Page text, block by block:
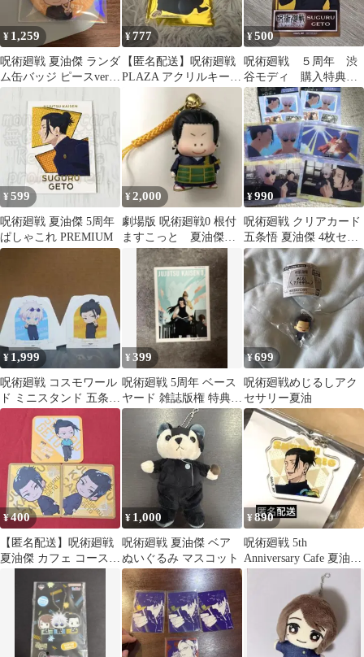
¥ 1,259
呪術廻戦 夏油傑 ランダ
ム缶バッジ ピースver.
¥777
【匿名配送】呪術廻戦
PLAZA アクリルキーホ
ルダー The Wall 夏油傑
¥500
呪術廻戦 ５周年 渋
谷モディ 購入特典イ
ラストカード 夏油
傑 スーツver.
¥599
呪術廻戦 夏油傑 5周年
ぱしゃこれ PREMIUM
¥2,000
劇場版 呪術廻戦0 根付
ますこっと 夏油傑
ふぁんしーキャラクタ
ーズ
¥990
呪術廻戦 クリアカード
五条悟 夏油傑 4枚セッ
ト
¥ 1,999
呪術廻戦 コスモワール
ド ミニスタンド 五条悟
夏油傑
¥399
呪術廻戦 5周年 ベース
ヤード 雑誌版権 特典
アートステッカー 夏油
¥699
呪術廻戦めじるしアク
セサリー夏油
¥400
【匿名配送】呪術廻戦
夏油傑 カフェ コースタ
¥ 1,000
呪術廻戦 夏油傑 ベア
ぬいぐるみ マスコット
¥890
呪術廻戦 5th
Anniversary Cafe 夏油傑
アクキー ランダム